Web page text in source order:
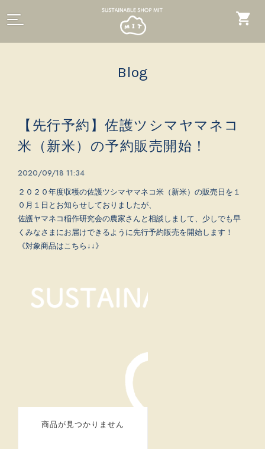
Blog
【先行予約】佐護ツシマヤマネコ
米（新米）の予約販売開始！
2020/09/18 11:34
２０２０年度収穫の佐護ツシマヤマネコ米（新米）の販売日を１
０月１日とお知らせしておりましたが、
佐護ヤマネコ稲作研究会の農家さんと相談しまして、少しでも早
くみなさまにお届けできるように先行予約販売を開始します！
《対象商品はこちら↓↓》